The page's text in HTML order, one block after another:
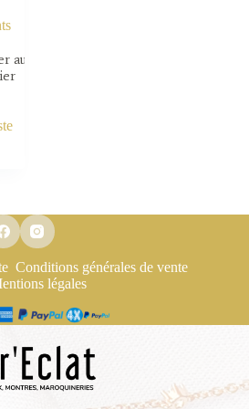
au
Conditions générales de vente
légales